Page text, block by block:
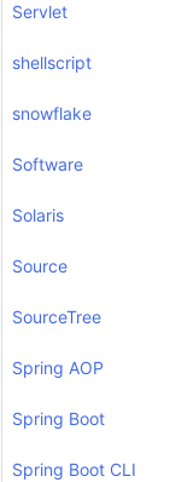
Servlet
shellscript
snowflake
Software
Solaris
Source
SourceTree
Spring AOP
Spring Boot
Spring Boot CLI